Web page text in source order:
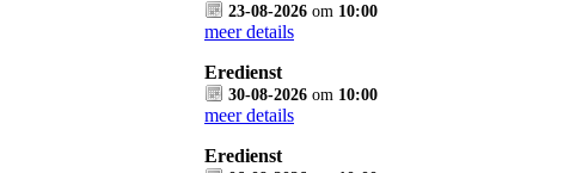
23-08-2026 om 10:00
meer details
Eredienst
30-08-2026 om 10:00
meer details
Eredienst